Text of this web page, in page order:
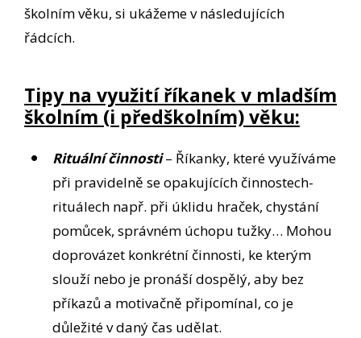
školním věku, si ukážeme v následujících
řádcích.
Tipy na využití říkanek v mladším
školním (i předškolním) věku:
Rituální činnosti– Říkanky, které využíváme
při pravidelně se opakujících činnostech-
rituálech např. při úklidu hraček, chystání
pomůcek, správném úchopu tužky… Mohou
doprovázet konkrétní činnosti, ke kterým
slouží nebo je pronáší dospělý, aby bez
příkazů a motivačně připomínal, co je
důležité v daný čas udělat.